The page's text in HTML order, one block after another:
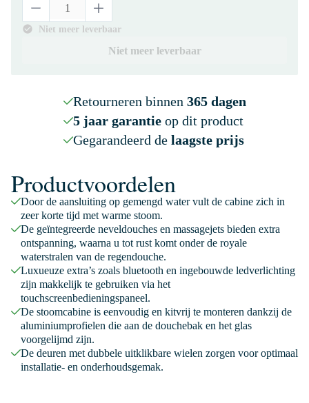
Niet meer leverbaar
Niet meer leverbaar
Retourneren binnen 365 dagen
5 jaar garantieop dit product
Gegarandeerd de laagste prijs
Productvoordelen
Door de aansluiting op gemengd water vult de cabine zich in
zeer korte tijd met warme stoom.
De geïntegreerde neveldouches en massagejets bieden extra
ontspanning, waarna u tot rust komt onder de royale
waterstralen van de regendouche.
Luxueuze extra’s zoals bluetooth en ingebouwde ledverlichting
zijn makkelijk te gebruiken via het
touchscreenbedieningspaneel.
De stoomcabine is eenvoudig en kitvrij te monteren dankzij de
aluminiumprofielen die aan de douchebak en het glas
voorgelijmd zijn.
De deuren met dubbele uitklikbare wielen zorgen voor optimaal
installatie- en onderhoudsgemak.